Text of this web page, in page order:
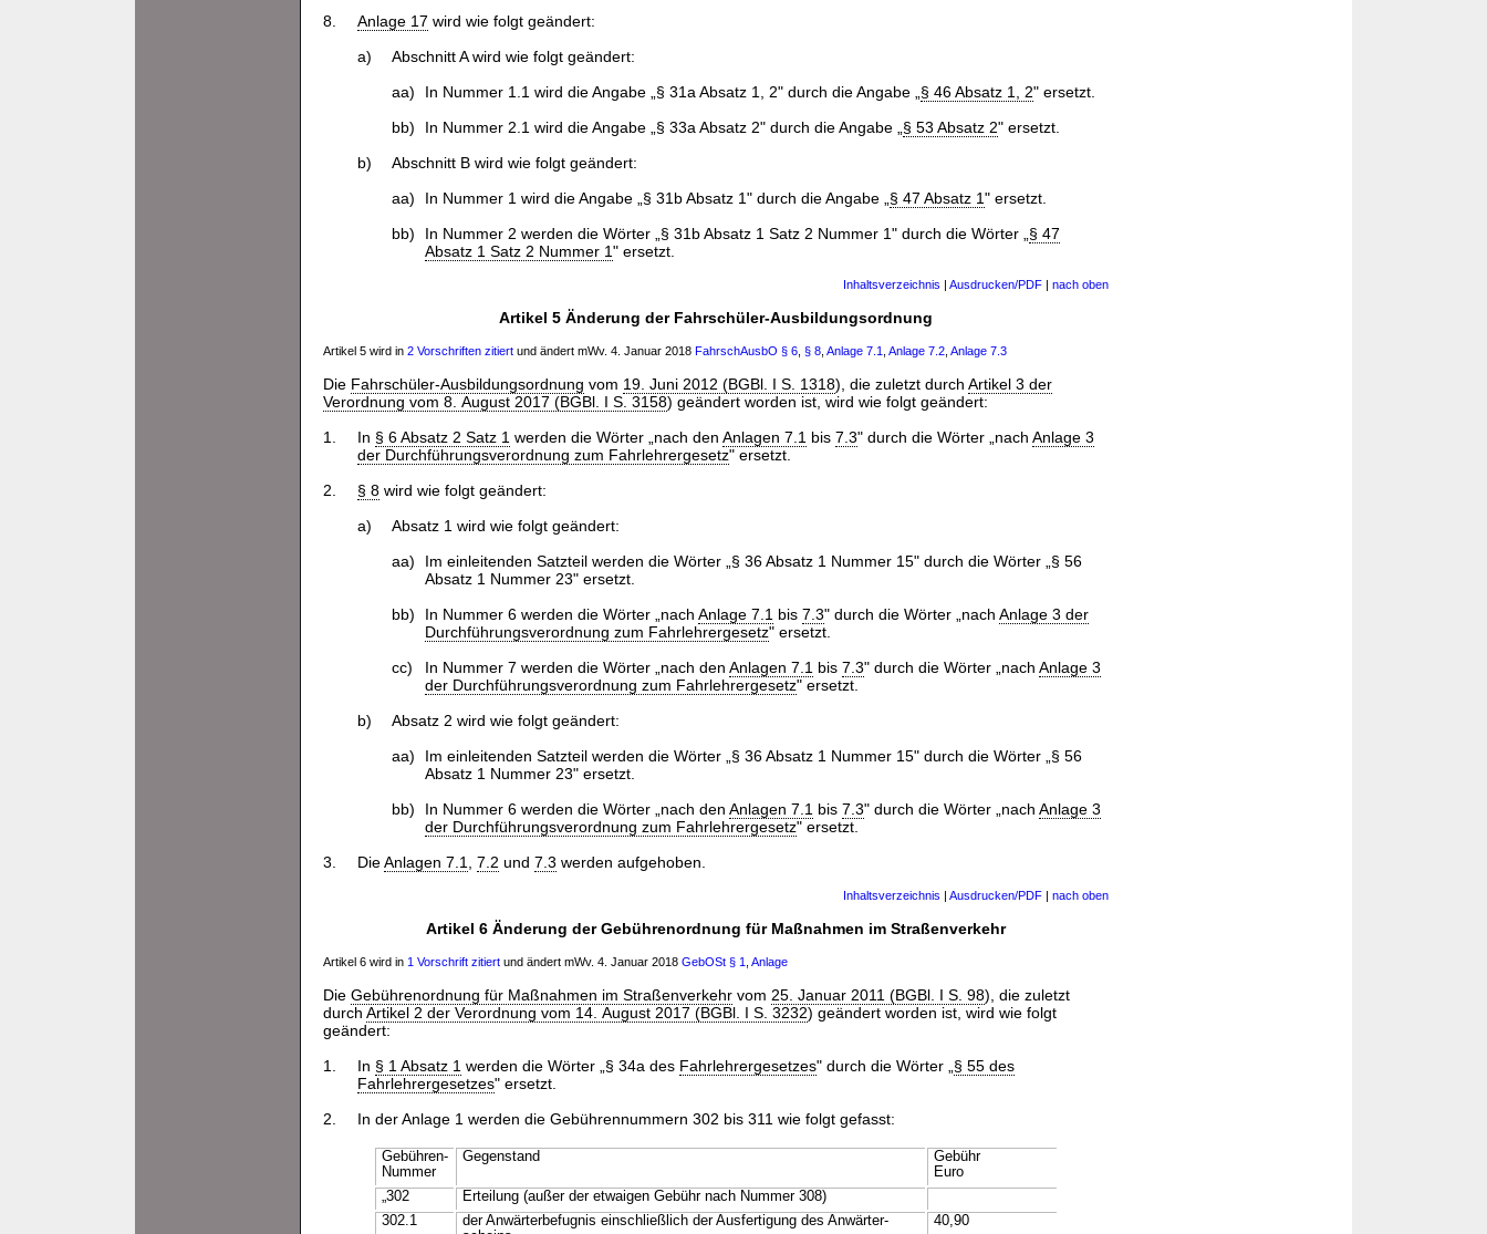
8.
Anlage 17 wird wie folgt geändert:
a)
Abschnitt A wird wie folgt geändert:
aa)
In Nummer 1.1 wird die Angabe „§ 31a Absatz 1, 2" durch die Angabe „ § 46 Absatz 1, 2" ersetzt.
bb)
In Nummer 2.1 wird die Angabe „§ 33a Absatz 2" durch die Angabe „ § 53 Absatz 2" ersetzt.
b)
Abschnitt B wird wie folgt geändert:
aa)
In Nummer 1 wird die Angabe „§ 31b Absatz 1" durch die Angabe „ § 47 Absatz 1" ersetzt.
bb)
In Nummer 2 werden die Wörter „§ 31b Absatz 1 Satz 2 Nummer 1" durch die Wörter „ § 47
Absatz 1 Satz 2 Nummer 1" ersetzt.
Inhaltsverzeichnis | Ausdrucken/PDF | nach oben
Artikel 5 Änderung der Fahrschüler-Ausbildungsordnung
Artikel 5 wird in 2 Vorschriften zitiert und ändert mWv. 4. Januar 2018 FahrschAusbO § 6 § 8 Anlage 7.1 Anlage 7.2 Anlage 7.3
Die Fahrschüler-Ausbildungsordnung vom 19. Juni 2012 (BGBl. I S. 1318), die zuletzt durch Artikel 3 der
Verordnung vom 8. August 2017 (BGBl. I S. 3158) geändert worden ist, wird wie folgt geändert:
1.
In § 6 Absatz 2 Satz 1 werden die Wörter „nach den Anlagen 7.1 bis 7.3" durch die Wörter „nach Anlage 3
der Durchführungsverordnung zum Fahrlehrergesetz" ersetzt.
2.
§ 8wird wie folgt geändert:
a)
Absatz 1 wird wie folgt geändert:
aa)
Im einleitenden Satzteil werden die Wörter „§ 36 Absatz 1 Nummer 15" durch die Wörter „§ 56
Absatz 1 Nummer 23" ersetzt.
bb)
In Nummer 6 werden die Wörter „nachAnlage 7.1 bis7.3" durch die Wörter „nachAnlage 3 der
Durchführungsverordnung zum Fahrlehrergesetz" ersetzt.
cc)
In Nummer 7 werden die Wörter „nach denAnlagen 7.1 bis7.3" durch die Wörter „nachAnlage 3
der Durchführungsverordnung zum Fahrlehrergesetz" ersetzt.
b)
Absatz 2 wird wie folgt geändert:
aa)
Im einleitenden Satzteil werden die Wörter „§ 36 Absatz 1 Nummer 15" durch die Wörter „§ 56
Absatz 1 Nummer 23" ersetzt.
bb)
In Nummer 6 werden die Wörter „nach denAnlagen 7.1 bis7.3" durch die Wörter „nachAnlage 3
der Durchführungsverordnung zum Fahrlehrergesetz" ersetzt.
3.
DieAnlagen 7.1 7.2 und 7.3 werden aufgehoben.
Inhaltsverzeichnis | Ausdrucken/PDF | nach oben
Artikel 6 Änderung der Gebührenordnung für Maßnahmen im Straßenverkehr
Artikel 6 wird in 1 Vorschrift zitiert und ändert mWv. 4. Januar 2018 GebOSt § 1 Anlage
Die Gebührenordnung für Maßnahmen im Straßenverkehr vom 25. Januar 2011 (BGBl. I S. 98), die zuletzt
durch Artikel 2 der Verordnung vom 14. August 2017 (BGBl. I S. 3232) geändert worden ist, wird wie folgt
geändert:
1.
In § 1 Absatz 1 werden die Wörter „§ 34a des Fahrlehrergesetzes" durch die Wörter „ § 55 des
Fahrlehrergesetzes" ersetzt.
2.
In der Anlage 1 werden die Gebührennummern 302 bis 311 wie folgt gefasst:
Gebühren-
Nummer
Gegenstand
Gebühr
Euro
„302
Erteilung (außer der etwaigen Gebühr nach Nummer 308)
302.1
der Anwärterbefugnis einschließlich der Ausfertigung des Anwärter-
40,90